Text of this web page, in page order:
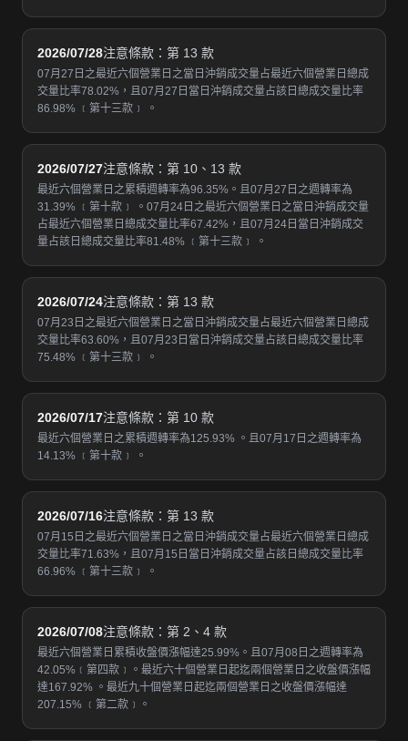
2026/07/28注意條款：第 13 款
07月27日之最近六個營業日之當日沖銷成交量占最近六個營業日總成
交量比率78.02%，且07月27日當日沖銷成交量占該日總成交量比率
86.98% ﹝第十三款﹞ 。
2026/07/27注意條款：第 10、13 款
最近六個營業日之累積週轉率為96.35%。且07月27日之週轉率為
31.39% ﹝第十款﹞ 。07月24日之最近六個營業日之當日沖銷成交量
占最近六個營業日總成交量比率67.42%，且07月24日當日沖銷成交
量占該日總成交量比率81.48% ﹝第十三款﹞ 。
2026/07/24注意條款：第 13 款
07月23日之最近六個營業日之當日沖銷成交量占最近六個營業日總成
交量比率63.60%，且07月23日當日沖銷成交量占該日總成交量比率
75.48% ﹝第十三款﹞ 。
2026/07/17注意條款：第 10 款
最近六個營業日之累積週轉率為125.93% 。且07月17日之週轉率為
14.13% ﹝第十款﹞ 。
2026/07/16注意條款：第 13 款
07月15日之最近六個營業日之當日沖銷成交量占最近六個營業日總成
交量比率71.63%，且07月15日當日沖銷成交量占該日總成交量比率
66.96% ﹝第十三款﹞ 。
2026/07/08注意條款：第 2、4 款
最近六個營業日累積收盤價漲幅達25.99%。且07月08日之週轉率為
42.05%﹝第四款﹞。最近六十個營業日起迄兩個營業日之收盤價漲幅
達167.92% 。最近九十個營業日起迄兩個營業日之收盤價漲幅達
207.15% ﹝第二款﹞。